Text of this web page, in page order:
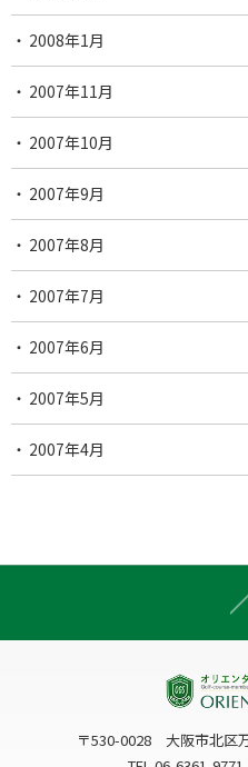
2008年1月
2007年11月
2007年10月
2007年9月
2007年8月
2007年7月
2007年6月
2007年5月
2007年4月
〒530-0028 大阪市北区